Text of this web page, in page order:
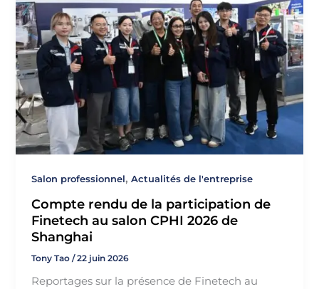
Salon professionnel,Actualités de l'entreprise
Compte rendu de la participation de
Finetech au salon CPHI 2026 de
Shanghai
Tony Tao/22 juin 2026
Reportages sur la présence de Finetech au